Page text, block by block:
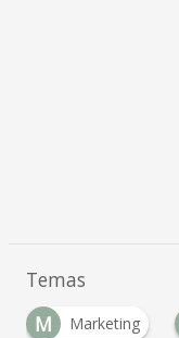
Temas
M
Marketing